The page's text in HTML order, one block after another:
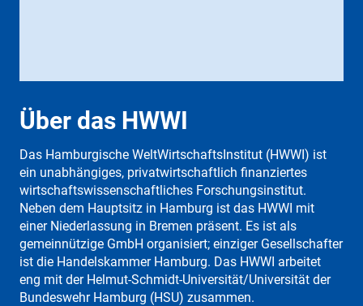
Über das HWWI
Das Hamburgische WeltWirtschaftsInstitut (HWWI) ist
ein unabhängiges, privatwirtschaftlich finanziertes
wirtschaftswissenschaftliches Forschungsinstitut.
Neben dem Hauptsitz in Hamburg ist das HWWI mit
einer Niederlassung in Bremen präsent. Es ist als
gemeinnützige GmbH organisiert; einziger Gesellschafter
ist die Handelskammer Hamburg. Das HWWI arbeitet
eng mit der Helmut-Schmidt-Universität/Universität der
Bundeswehr Hamburg (HSU) zusammen.